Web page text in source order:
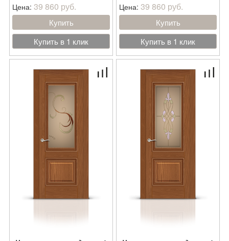
Цена: 39 860 руб.
Купить
Купить в 1 клик
Цена: 39 860 руб.
Купить
Купить в 1 клик